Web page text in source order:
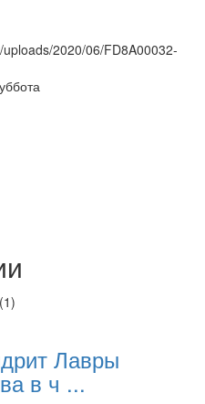
2020/06/FD8A00032-
Лавры
в ч ...